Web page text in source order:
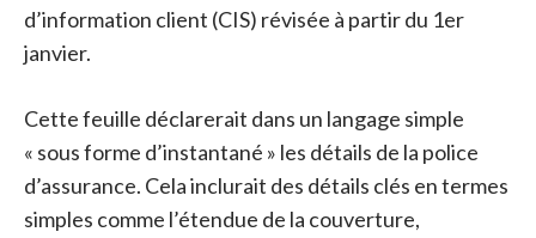
d’information client (CIS) révisée à partir du 1er
janvier.
Cette feuille déclarerait dans un langage simple
« sous forme d’instantané » les détails de la police
d’assurance. Cela inclurait des détails clés en termes
simples comme l’étendue de la couverture,